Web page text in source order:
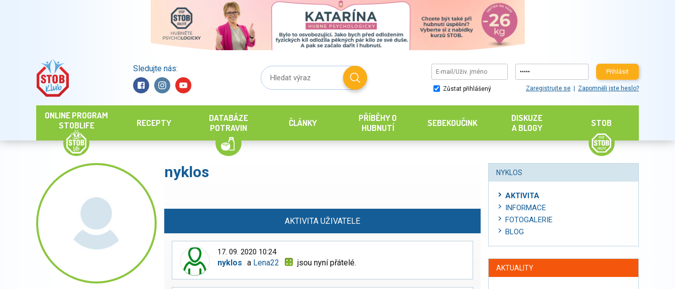
Sledujte nás: Přihlásit
Zůstat přihlášený Zaregistrujte se Zapomněli jste heslo?
ONLINE PROGRAM
STOBLIFE
RECEPTY
DATABÁZE
POTRAVIN
ČLÁNKY
PŘÍBĚHY O
HUBNUTÍ
SEBEKOUČINK
DISKUZE
A BLOGY
STOB
nyklos
AKTIVITA UŽIVATELE
17. 09. 2020 10:24
nyklos a Lena22 jsou nyní přátelé.
NYKLOS
AKTIVITA
INFORMACE
FOTOGALERIE
BLOG
AKTUALITY